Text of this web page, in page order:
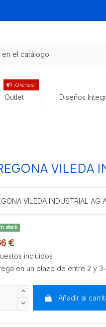
Outlet
¡Ofertas!
Diseños
VILEDA
VILEDA INDUSTRIAL AG
stock
€
incluidos
en un plazo de entre 2 y 3
Añadir al